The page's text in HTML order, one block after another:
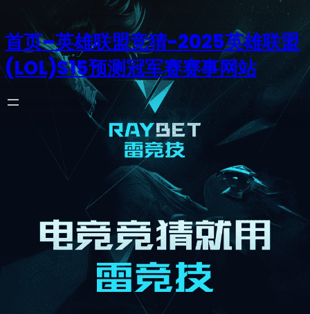
首页–英雄联盟竞猜-2025英雄联盟
(LOL)S15预测冠军赛赛事网站